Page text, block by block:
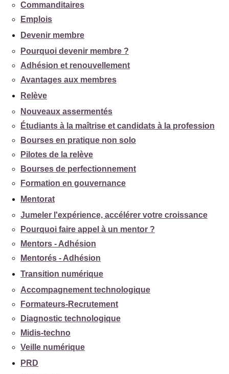
Commanditaires
Emplois
Devenir membre
Pourquoi devenir membre ?
Adhésion et renouvellement
Avantages aux membres
Relève
Nouveaux assermentés
Étudiants à la maîtrise et candidats à la profession
Bourses en pratique non solo
Pilotes de la relève
Bourses de perfectionnement
Formation en gouvernance
Mentorat
Jumeler l'expérience, accélérer votre croissance
Pourquoi faire appel à un mentor ?
Mentors - Adhésion
Mentorés - Adhésion
Transition numérique
Accompagnement technologique
Formateurs-Recrutement
Diagnostic technologique
Midis-techno
Veille numérique
PRD